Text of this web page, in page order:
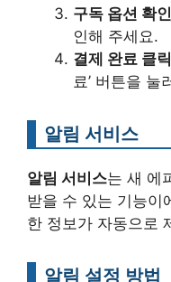
구독 옵션 확인
인해 주세요.
결제 완료 클릭
료’ 버튼을
알림 서비스
알림 서비스는 새 에
받을 수 있는 기능이
한 정보가 자동으로
알림 설정 방법